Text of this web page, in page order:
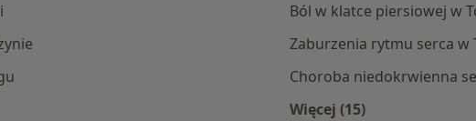
Ból w klatce piersiowej w
Zaburzenia rytmu serca w
Choroba niedokrwienna
Więcej (15)